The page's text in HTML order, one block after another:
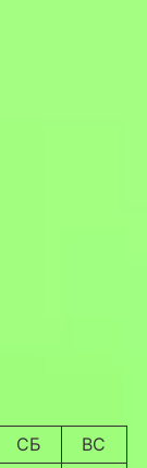
СБ
ВС